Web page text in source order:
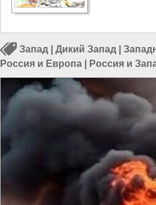
Запад Дикий Запад
Россия и Европа
Россия и
Россия и Франция